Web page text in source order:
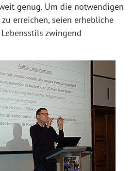
genug. Um die notwendigen
erreichen, seien erhebliche
zwingend